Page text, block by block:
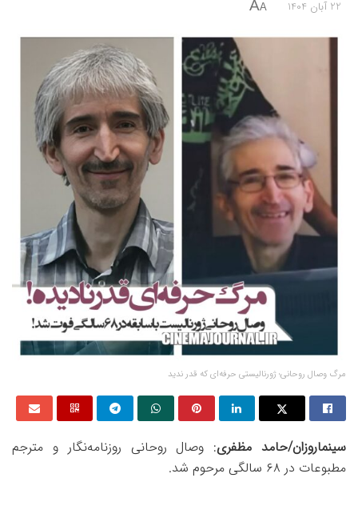
22 آبان 1404 A
A
مرگ وصال روحانی؛ ژورنالیستی حرفه‌ای که قدر ندید
سینماروزان/حامد مظفری: وصال روحانی روزنامه‌نگار و مترجم
مطبوعات در ۶۸ سالگی مرحوم شد.